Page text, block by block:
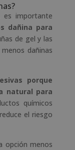
importante
dañina para
de gel y las
dañinas
porque
natural para
químicos
el riesgo
opción menos